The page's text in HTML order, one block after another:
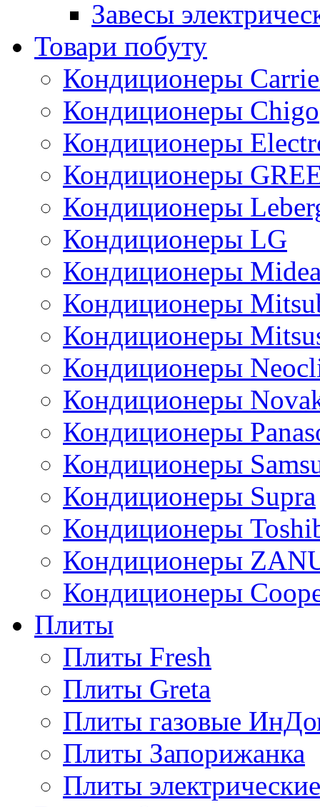
Завесы
Товари побуту
Кондиционеры
Кондиционеры Chigo
Кондиционеры
Кондиционеры
Кондиционеры
Кондиционеры LG
Кондиционеры
Кондиционеры
Кондиционеры
Кондиционеры
Кондиционеры
Кондиционеры
Кондиционеры
Кондиционеры Supra
Кондиционеры
Кондиционеры
Кондиционеры
Плиты
Плиты Fresh
Плиты Greta
Плиты газовые
Плиты Запорижанка
Плиты